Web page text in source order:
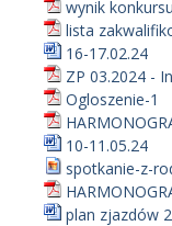
wynik
lista
16-17.02.24
ZP 03.2024 -
Ogloszenie-1
10-11.05.24
spotkanie-z-
plan zjazdów